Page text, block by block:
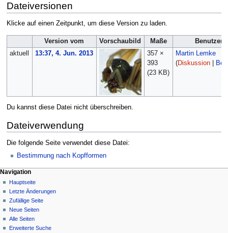
Dateiversionen
Klicke auf einen Zeitpunkt, um diese Version zu laden.
Version vom Vorschaubild Maße
Benutzer
aktuell
13:37, 4. Jun. 2013
357 ×
393
(23 KB)
Martin Lemke
(Diskussion|
Du kannst diese Datei nicht überschreiben.
Dateiverwendung
Die folgende Seite verwendet diese Datei:
Bestimmung nach Kopfformen
Navigation
Hauptseite
Letzte Änderungen
Zufällige Seite
Neue Seiten
Alle Seiten
Erweiterte Suche